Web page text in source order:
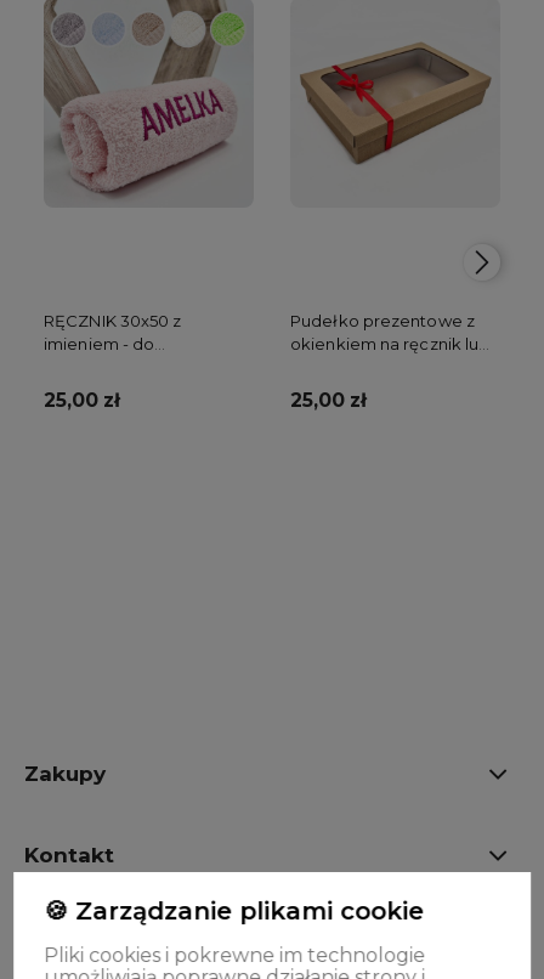
RĘCZNIK 30x50 z
imieniem - do
25,00 zł
Pudełko prezentowe z
okienkiem na ręcznik lub
25,00 zł
Zakupy
Kontakt
🍪 Zarządzanie plikami cookie
Pliki cookies i pokrewne im technologie